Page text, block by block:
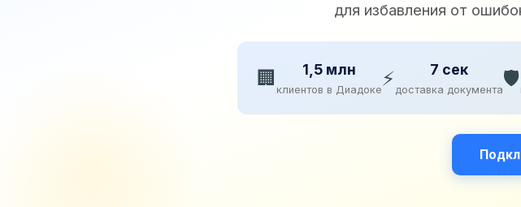
для избавления от
🏢 1,5 млн
клиентов в Диадоке ⚡ 7 сек
доставка документа🛡️